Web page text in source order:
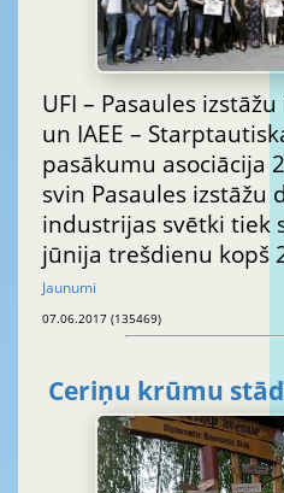
UFI – Pasaules
un IAEE –
pasākumu asociācija
svin Pasaules izstāžu
industrijas svētki tiek
jūnija trešdienu kopš
Jaunumi
07.06.2017 (135469)
Ceriņu krūmu